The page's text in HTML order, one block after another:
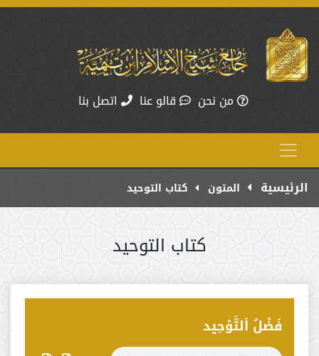
من نحن قالو عنا اتصل بنا
الرئيسية المتون كتاب التوحيد
كتاب التوحيد
فَضْلُ اَلتَّوْحِيد